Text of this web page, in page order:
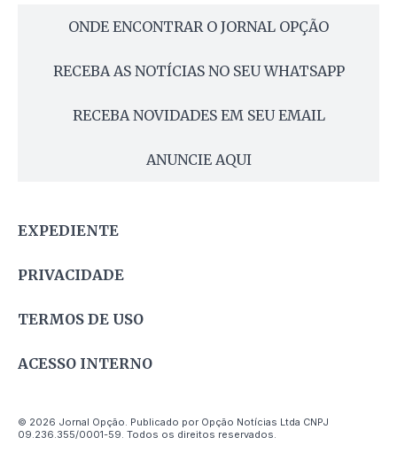
ONDE ENCONTRAR O JORNAL OPÇÃO
RECEBA AS NOTÍCIAS NO SEU WHATSAPP
RECEBA NOVIDADES EM SEU EMAIL
ANUNCIE AQUI
EXPEDIENTE
PRIVACIDADE
TERMOS DE USO
ACESSO INTERNO
© 2026 Jornal Opção. Publicado por Opção Notícias Ltda CNPJ
09.236.355/0001-59. Todos os direitos reservados.